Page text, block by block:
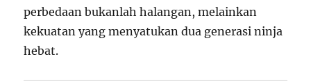
perbedaan bukanlah halangan, melainkan
kekuatan yang menyatukan dua generasi ninja
hebat.